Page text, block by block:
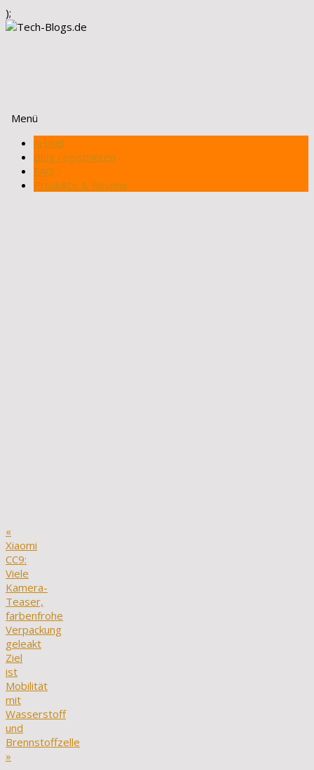
);
Menü
Zum
Inhalt
springen
Artikel
Blog registrieren
FAQ
Produkte & Review
«
Xiaomi
CC9:
Viele
Kamera-
Teaser,
farbenfrohe
Verpackung
geleakt
Ziel
ist
Mobilität
mit
Wasserstoff
und
Brennstoffzelle
»